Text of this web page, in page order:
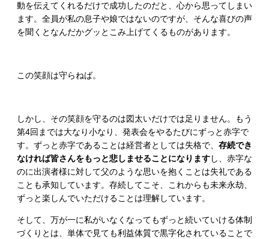
動を伝えてくれるだけで成功したのだと、心から思ってしまい
ます。全員が私の息子や娘ではないのですが、そんな喜びの声
を聞くとなんだかグッとこみ上げてくるものがあります。
この笑顔は守らねば。
しかし、その笑顔を守るのは図太いだけでは足りません。もう
第4回までは大なり小なり、発表会をやるたびにずっと赤字で
す。ずっと赤字であることは経営者としては失格で、 存続でき
なければ皆さんをもっと悲しませることになりますし、赤字な
のに出演者様に対して父のような思いを抱くことは失礼である
ことも承知しています。存続してこそ、これからも未来永劫、
ずっと楽しんでいただけることは理解しています。
そして、万が一に私がいなくなってもずっと続いていける体制
づくりとは、単体で見ても利益体質で黒字化されていることで